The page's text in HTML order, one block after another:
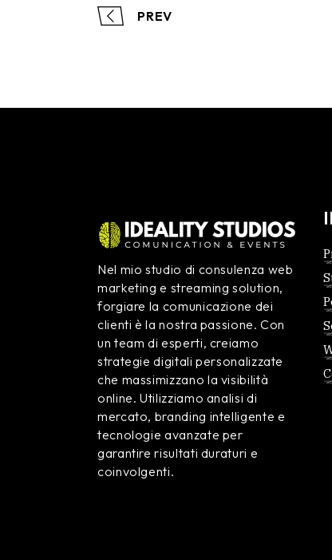
PREV
Nel mio studio di consulenza web
marketing e streaming solution,
forgiare la comunicazione dei
clienti è la nostra passione. Con
un team di esperti, creiamo
strategie digitali personalizzate
che massimizzano la visibilità
online. Utilizziamo analisi di
mercato, branding intelligente e
tecnologie avanzate per
garantire risultati duraturi e
coinvolgenti.